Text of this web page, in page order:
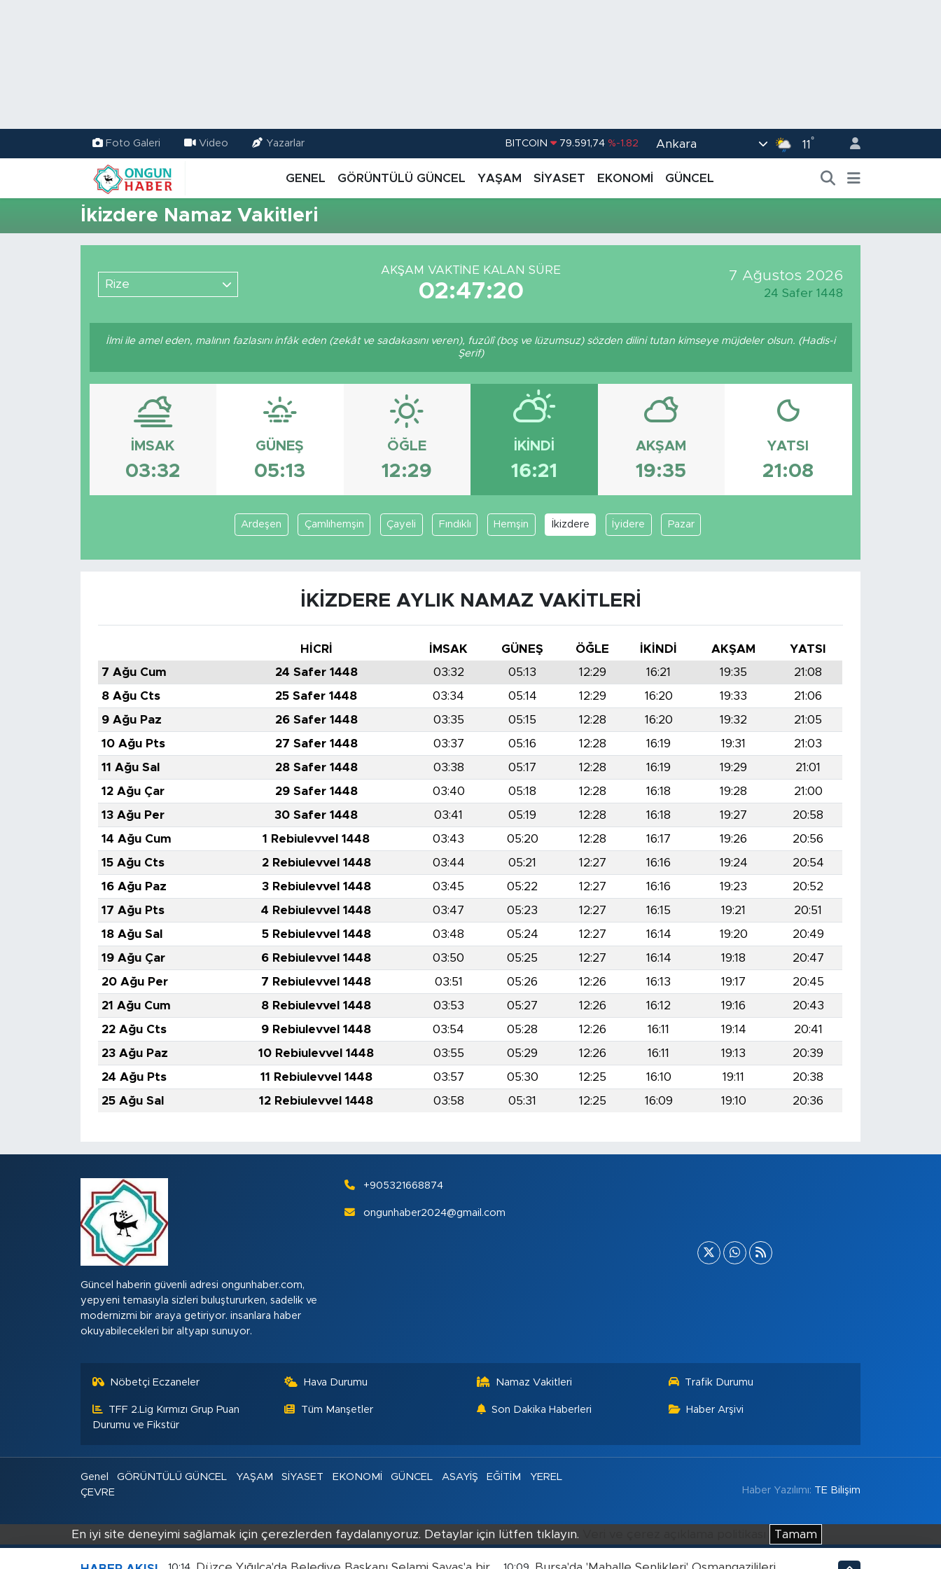
Foto Galeri Video Yazarlar BITCOIN 79.591,74 %-1.82
G.ALTIN 6862,09000 %0.19
BİST100
Ankara 11 °
GENEL GÖRÜNTÜLÜ GÜNCEL YAŞAM SİYASET EKONOMİ GÜNCEL
İkizdere Namaz Vakitleri
Rize
AKŞAM VAKTİNE KALAN SÜRE
02:47:20
7 Ağustos 2026
24 Safer 1448
İlmi ile amel eden, malının fazlasını infâk eden (zekât ve sadakasını veren), fuzûlî (boş ve lüzumsuz) sözden dilini tutan kimseye müjdeler olsun. (Hadis-i
Şerif)
İMSAK
03:32
GÜNEŞ
05:13
ÖĞLE
12:29
İKINDI
16:21
AKŞAM
19:35
YATSI
21:08
Ardeşen Çamlıhemşin Çayeli Fındıklı Hemşin İkizdere İyidere Pazar
İKIZDERE AYLIK NAMAZ VAKITLERI
HİCRİ İMSAK GÜNEŞ ÖĞLE İKINDI AKŞAM
YATSI
7 Ağu Cum
24 Safer 1448 03:32 05:13 12:29 16:21 19:35
21:08
8 Ağu Cts
25 Safer 1448 03:34 05:14 12:29 16:20 19:33
21:06
9 Ağu Paz
26 Safer 1448 03:35 05:15 12:28 16:20 19:32
21:05
10 Ağu Pts
27 Safer 1448 03:37 05:16 12:28 16:19 19:31
21:03
11 Ağu Sal
28 Safer 1448 03:38 05:17 12:28 16:19 19:29
21:01
12 Ağu Çar
29 Safer 1448 03:40 05:18 12:28 16:18 19:28
21:00
13 Ağu Per
30 Safer 1448 03:41 05:19 12:28 16:18 19:27
20:58
14 Ağu Cum
1 Rebiulevvel 1448 03:43 05:20 12:28 16:17 19:26
20:56
15 Ağu Cts
2 Rebiulevvel 1448 03:44 05:21 12:27 16:16 19:24
20:54
16 Ağu Paz
3 Rebiulevvel 1448 03:45 05:22 12:27 16:16 19:23
20:52
17 Ağu Pts
4 Rebiulevvel 1448 03:47 05:23 12:27 16:15 19:21
20:51
18 Ağu Sal
5 Rebiulevvel 1448 03:48 05:24 12:27 16:14 19:20
20:49
19 Ağu Çar
6 Rebiulevvel 1448 03:50 05:25 12:27 16:14 19:18
20:47
20 Ağu Per
7 Rebiulevvel 1448 03:51 05:26 12:26 16:13 19:17
20:45
21 Ağu Cum
8 Rebiulevvel 1448 03:53 05:27 12:26 16:12 19:16
20:43
22 Ağu Cts
9 Rebiulevvel 1448 03:54 05:28 12:26 16:11 19:14
20:41
23 Ağu Paz
10 Rebiulevvel 1448 03:55 05:29 12:26 16:11 19:13
20:39
24 Ağu Pts
11 Rebiulevvel 1448 03:57 05:30 12:25 16:10 19:11
20:38
25 Ağu Sal
12 Rebiulevvel 1448 03:58 05:31 12:25 16:09 19:10 20:36
Güncel haberin güvenli adresi ongunhaber.com,
yepyeni temasıyla sizleri buluştururken, sadelik ve
modernizmi bir araya getiriyor. insanlara haber
okuyabilecekleri bir altyapı sunuyor.
+905321668874
ongunhaber2024@gmail.com
Nöbetçi Eczaneler Hava Durumu Namaz Vakitleri Trafik Durumu
TFF 2.Lig Kırmızı Grup Puan
Durumu ve Fikstür
Tüm Manşetler Son Dakika Haberleri Haber Arşivi
Genel GÖRÜNTÜLÜ GÜNCEL YAŞAM SİYASET EKONOMİ GÜNCEL ASAYİŞ EĞİTİM
YEREL
ÇEVRE
Haber Yazılımı: TE Bilişim
En iyi site deneyimi sağlamak için çerezlerden faydalanıyoruz. Detaylar için lütfen tıklayın. Tamam
10:14 10:09
Trafik Durumu
TFF 2.Lig Kırmızı Grup Puan Durumu ve Fikstür
Tüm Manşetler